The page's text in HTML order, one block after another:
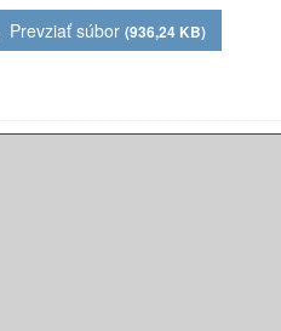
Prevziať súbor (936,24 KB)